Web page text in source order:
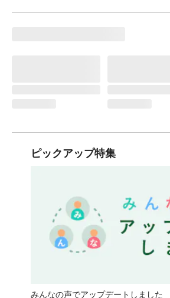
ピックアップ特集
みんなの声でアップデートしました